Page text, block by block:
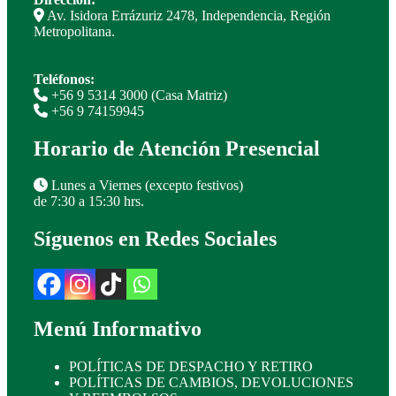
la
Av. Isidora Errázuriz 2478, Independencia, Región
Metropolitana.
Teléfonos:
+56 9 5314 3000 (Casa Matriz)
+56 9 74159945
Horario de Atención Presencial
Lunes a Viernes (excepto festivos)
de 7:30 a 15:30 hrs.
Síguenos en Redes Sociales
Menú Informativo
POLÍTICAS DE DESPACHO Y RETIRO
POLÍTICAS DE CAMBIOS, DEVOLUCIONES